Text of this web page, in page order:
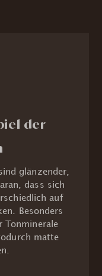
der
glänzender,
dass sich
auf
Besonders
Tonminerale
matte